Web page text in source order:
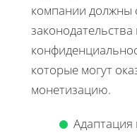
компании должны
которые могут
монетизацию.
Адаптация